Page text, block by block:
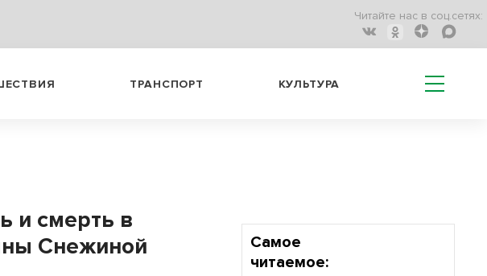
Читайте нас в соц.сетях:
ТРАНСПОРТ КУЛЬТУРА
и смерть в
Снежиной
Самое
читаемое: